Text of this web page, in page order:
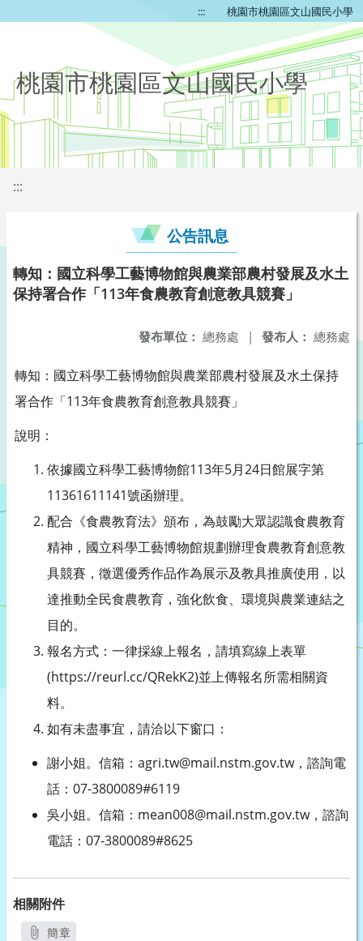
::: 桃園市桃園區文山國民小學
桃園市桃園區文山國民小學
:::
公告訊息
轉知：國立科學工藝博物館與農業部農村發展及水土
保持署合作「113年食農教育創意教具競賽」
發布人： 總務處
發布單位： 總務處 |
轉知：國立科學工藝博物館與農業部農村發展及水土保持
署合作「113年食農教育創意教具競賽」
說明：
依據國立科學工藝博物館113年5月24日館展字第
11361611141號函辦理。
配合《食農教育法》頒布，為鼓勵大眾認識食農教育
精神，國立科學工藝博物館規劃辦理食農教育創意教
具競賽，徵選優秀作品作為展示及教具推廣使用，以
達推動全民食農教育，強化飲食、環境與農業連結之
目的。
報名方式：一律採線上報名，請填寫線上表單
(https://reurl.cc/QRekK2)並上傳報名所需相關資
料。
如有未盡事宜，請洽以下窗口：
謝小姐。信箱：agri.tw@mail.nstm.gov.tw，諮詢電
話：07-3800089#6119
吳小姐。信箱：mean008@mail.nstm.gov.tw，諮詢
電話：07-3800089#8625
相關附件
簡章